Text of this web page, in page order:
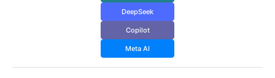
DeepSeek
Copilot
Meta AI